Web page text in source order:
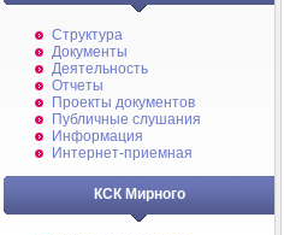
Структура
Документы
Деятельность
Отчеты
Проекты документов
Публичные слушания
Информация
Интернет-приемная
КСК Мирного